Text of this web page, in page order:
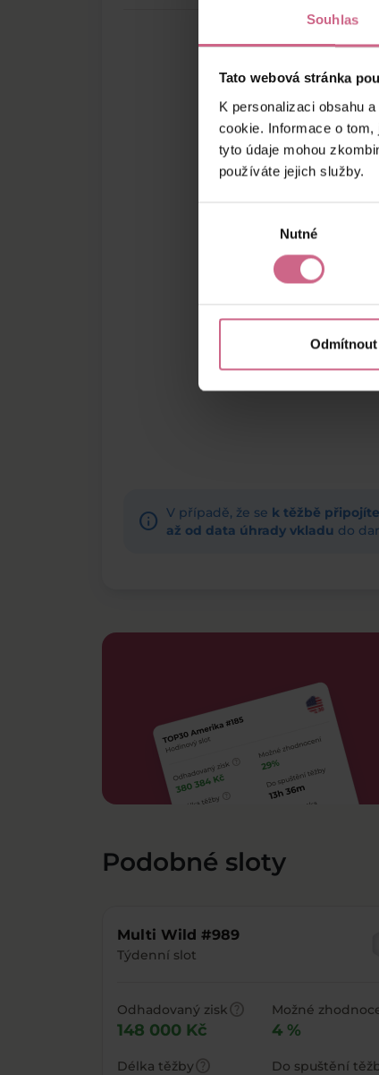
Souhlas
Tato webová stránka
K personalizaci obsahu
cookie. Informace o
tyto údaje mohou
používáte jejich služby.
Nutné
Odmítnout
info V případě, že se k těžbě
až od data úhrady vkladu do
Podobné sloty
Multi Wild #989
Týdenní slot
Odhadovaný ziskhelp
148 000 Kč
Možné
4 %
Délka těžbyhelp Do spuštění